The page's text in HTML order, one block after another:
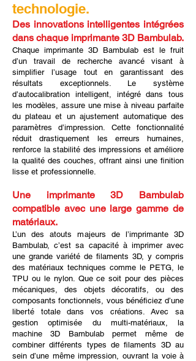
technologie.
Des innovations intelligentes intégrées
dans chaque imprimante 3D Bambulab.
Chaque imprimante 3D Bambulab est le fruit
d’un travail de recherche avancé visant à
simplifier l’usage tout en garantissant des
résultats exceptionnels. Le système
d’autocalibration intelligent, intégré dans tous
les modèles, assure une mise à niveau parfaite
du plateau et un ajustement automatique des
paramètres d’impression. Cette fonctionnalité
réduit drastiquement les erreurs humaines,
renforce la stabilité des impressions et améliore
la qualité des couches, offrant ainsi une finition
lisse et professionnelle.
Une imprimante 3D Bambulab
compatible avec une large gamme de
matériaux.
L’un des atouts majeurs de l’imprimante 3D
Bambulab, c’est sa capacité à imprimer avec
une grande variété de filaments 3D, y compris
des matériaux techniques comme le PETG, le
TPU ou le nylon. Que ce soit pour des pièces
mécaniques, des objets décoratifs, ou des
composants fonctionnels, vous bénéficiez d’une
liberté totale dans vos créations. Avec sa
gestion optimisée du multi-matériaux, la
machine 3D Bambulab permet même de
combiner différents types de filaments 3D au
sein d’une même impression, ouvrant la voie à